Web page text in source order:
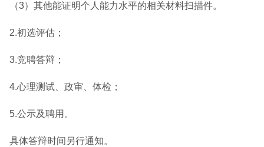
（3）其他能证明个人能力水平的相关材料扫描件。
2.初选评估；
3.竞聘答辩；
4.心理测试、政审、体检；
5.公示及聘用。
具体答辩时间另行通知。